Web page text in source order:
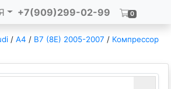
+7(909)299-02-99 0
/ A4 / B7 (8E) 2005-2007 / Компрессор